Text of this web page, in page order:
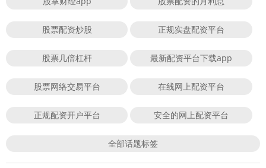
股票配资炒股 正规实盘配资平台
股票几倍杠杆 最新配资平台下载app
股票网络交易平台 在线网上配资平台
正规配资开户平台 安全的网上配资平台
全部话题标签